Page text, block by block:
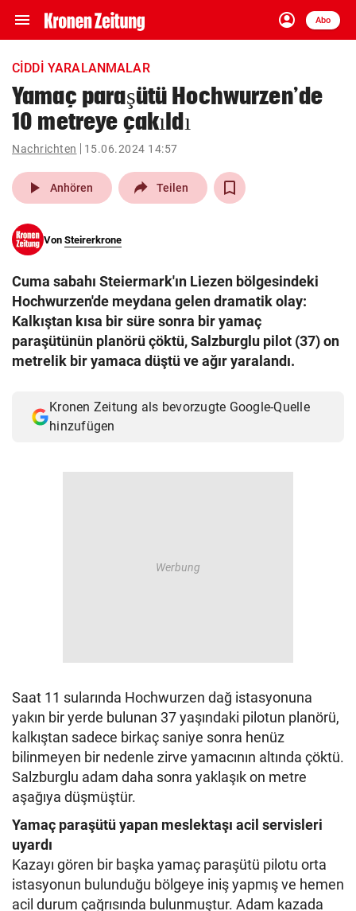
menu Navigation
ein-/ausklappen
account_circle
Anmelden
Abo
close Schließen
account_circle Anmelden
pin_drop
Wien arrow_right
search
eingeben
© Krone Multimedia GmbH & Co KG 2026
CIDDI YARALANMALAR
Yamaç paraşütü Hochwurzen’de
10 metreye çakıldı
Nachrichten 15.06.2024 14:57
play_arrow Anhören Teilen
Von Steirerkrone
Cuma sabahı Steiermark'ın Liezen bölgesindeki
Hochwurzen'de meydana gelen dramatik olay:
Kalkıştan kısa bir süre sonra bir yamaç
paraşütünün planörü çöktü, Salzburglu pilot (37) on
metrelik bir yamaca düştü ve ağır yaralandı.
Kronen Zeitung als bevorzugte Google-Quelle
hinzufügen
Saat 11 sularında Hochwurzen dağ istasyonuna
yakın bir yerde bulunan 37 yaşındaki pilotun planörü,
kalkıştan sadece birkaç saniye sonra henüz
bilinmeyen bir nedenle zirve yamacının altında çöktü.
Salzburglu adam daha sonra yaklaşık on metre
aşağıya düşmüştür.
Yamaç paraşütü yapan meslektaşı acil servisleri
uyardı
Kazayı gören bir başka yamaç paraşütü pilotu orta
istasyonun bulunduğu bölgeye iniş yapmış ve hemen
acil durum çağrısında bulunmuştur. Adam kazada